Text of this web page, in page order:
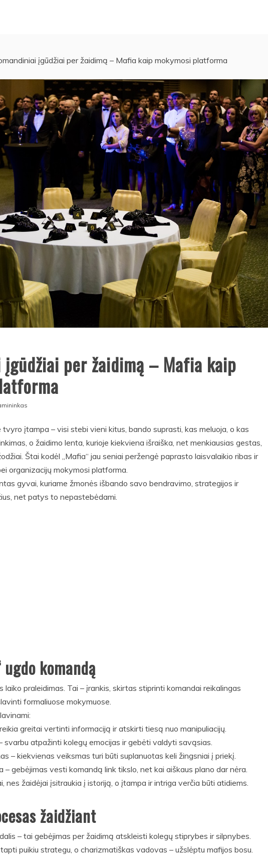
įgūdžiai per žaidimą – Mafia kaip mokymosi platforma
įgūdžiai per žaidimą – Mafia kaip
įtampa – visi stebi vieni kitus, bando suprasti, kas meluoja, o kas
o žaidimo lenta, kurioje kiekviena išraiška, net menkiausias gestas,
Štai kodėl „Mafia“ jau seniai peržengė paprasto laisvalaikio ribas ir
organizacijų mokymosi platforma.
gyvai, kuriame žmonės išbando savo bendravimo, strategijos ir
net patys to nepastebėdami.
ugdo komandą
laiko praleidimas. Tai – įrankis, skirtas stiprinti komandai reikalingas
formaliuose mokymuose.
greitai vertinti informaciją ir atskirti tiesą nuo manipuliacijų.
atpažinti kolegų emocijas ir gebėti valdyti savąsias.
– kiekvienas veiksmas turi būti suplanuotas keli žingsniai į priekį.
gebėjimas vesti komandą link tikslo, net kai aiškaus plano dar nėra.
nes žaidėjai įsitraukia į istoriją, o įtampa ir intriga verčia būti atidiems.
žaidžiant
– tai gebėjimas per žaidimą atskleisti kolegų stiprybes ir silpnybes.
puikiu strategu, o charizmatiškas vadovas – užslėptu mafijos bosu.